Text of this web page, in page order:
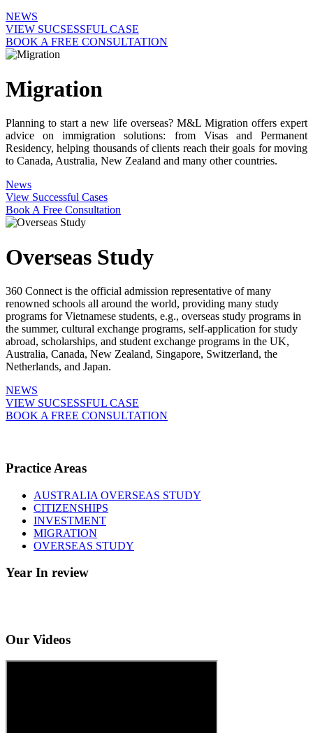
NEWS
VIEW SUCSESSFUL CASE
BOOK A FREE CONSULTATION
Migration
Planning to start a new life overseas? M&L Migration offers expert
advice on immigration solutions: from Visas and Permanent
Residency, helping thousands of clients reach their goals for moving
to Canada, Australia, New Zealand and many other countries.
News
View Successful Cases
Book A Free Consultation
Overseas Study
360 Connect is the official admission representative of many
renowned schools all around the world, providing many study
programs for Vietnamese students, e.g., overseas study programs in
the summer, cultural exchange programs, self-application for study
abroad, scholarships, and student exchange programs in the UK,
Australia, Canada, New Zealand, Singapore, Switzerland, the
Netherlands, and Japan.
NEWS
VIEW SUCSESSFUL CASE
BOOK A FREE CONSULTATION
Practice Areas
AUSTRALIA OVERSEAS STUDY
CITIZENSHIPS
INVESTMENT
MIGRATION
OVERSEAS STUDY
Year In review
Our Videos